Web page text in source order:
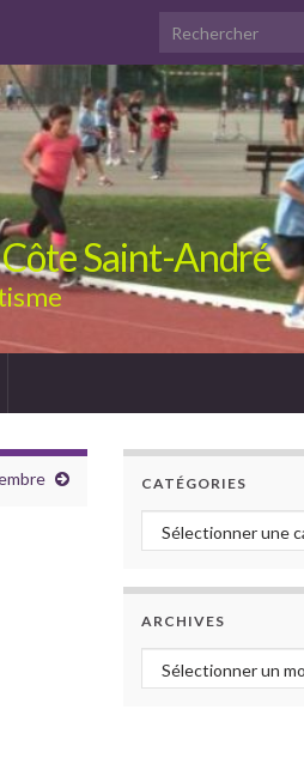
Search for:
Saint-André
CATÉGORIES
Catégories
ARCHIVES
Archives